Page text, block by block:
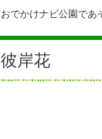
おでかけナビ公園であ
彼岸花